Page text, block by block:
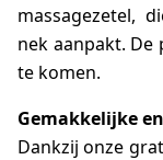
massagezetel,
nek aanpakt.
te komen.
Gemakkelijke
Dankzij onze